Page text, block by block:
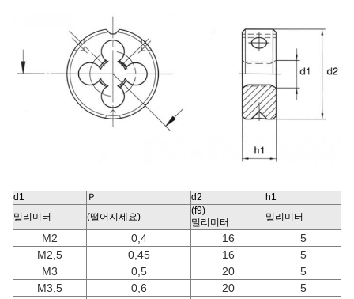
d1 Ｐ d2
h1
밀리미터
(떨어지세요)
(f9)
밀리미터
밀리미터
M2 0,4 16
5
M2,5
0,45 16
5
M3
0,5 20
5
M3,5
0,6 20
5